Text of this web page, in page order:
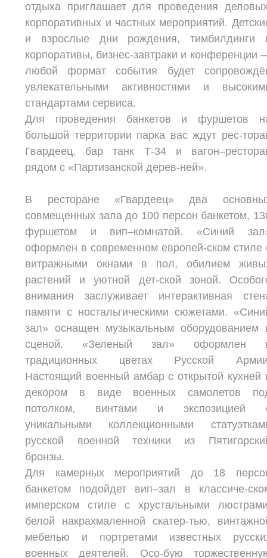
отдыха приглашает для проведения
корпоративных и частных мероприятий.
и взрослые дни рождения, тимбилдинги
корпоративы, бизнес-завтраки и конференции
любой формат события будет
увлекательными активностями и
стандартами сервиса.
Для проведения банкетов и фуршетов
большой территории парка вас ждут рес-
Гвардеец, бар танк Т-34 и
рядом с «Партизанской дерев-ней».
В ресторане «Гвардеец» два
совмещенных зала до 100 персон банкетом,
фуршетом и вип–комнатой. «Синий
оформлен в современном европей-ском стиле
витражными окнами в пол, обилием
растений и уютной дет-ской зоной.
внимания заслуживает интерактивная
памяти с ностальгическими сюжетами.
зал» оснащен музыкальным оборудованием
сценой. «Зеленый зал» оформлен
традиционных цветах Русской
Настоящий военный амбар с открытой кухней
декором в виде военных самолетов
потолком, винтами и экспозицией
уникальными коллекционными
русской военной техники из
бронзы.
Для камерных мероприятий до 18
банкетом подойдет вип–зал в классиче-
имперском стиле с хрустальными
белой накрахмаленной скатер-тью,
мебелью и портретами известных
военных деятелей. Осо-бую